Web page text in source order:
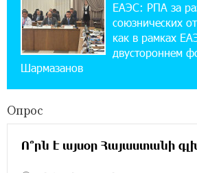
спокойно. Аршак
12:04:53 28-07-2026
Обновленный Центр
Ucom открылся по
в Арарате
22:28:49 27-07-2026
Никогда Нагорный
независимого
ЕАЭС: РПА за
союзнических
как в рамках
двустороннем
Шармазанов
Опрос
Ո՞րն է այսօր Հայաստանի